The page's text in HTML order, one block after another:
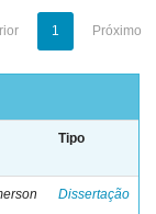
1 Próximo
Tipo
Dissertação